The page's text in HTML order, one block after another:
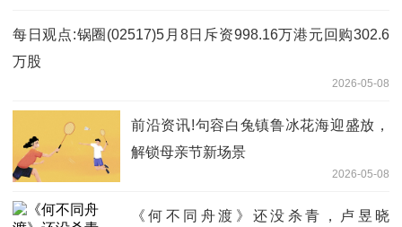
每日观点:锅圈(02517)5月8日斥资998.16万港元回购302.6
万股
2026-05-08
前沿资讯!句容白兔镇鲁冰花海迎盛放，
解锁母亲节新场景
2026-05-08
《何不同舟渡》还没杀青，卢昱晓